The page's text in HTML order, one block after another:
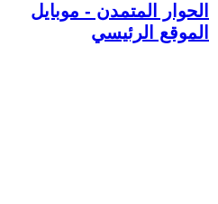
الحوار المتمدن - موبايل
الموقع الرئيسي